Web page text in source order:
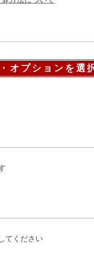
オプションを選
てください